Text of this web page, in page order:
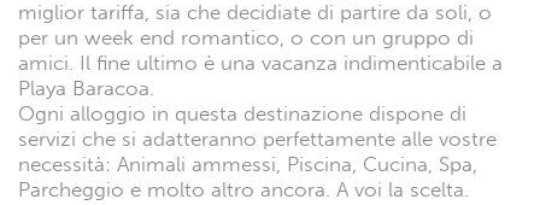
miglior tariffa, sia che decidiate di partire da soli, o
per un week end romantico, o con un gruppo di
amici. Il fine ultimo è una vacanza indimenticabile a
Playa Baracoa.
Ogni alloggio in questa destinazione dispone di
servizi che si adatteranno perfettamente alle vostre
necessità: Animali ammessi, Piscina, Cucina, Spa,
Parcheggio e molto altro ancora. A voi la scelta.